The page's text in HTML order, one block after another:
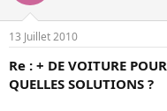
13 Juillet 2010
Re : + DE VOITURE
QUELLES SOLUTIONS ?